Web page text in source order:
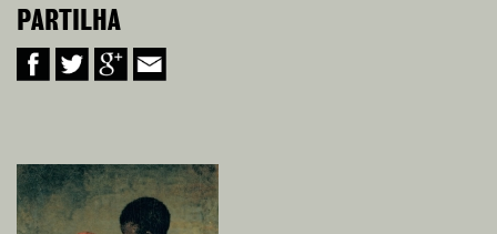
PARTILHA